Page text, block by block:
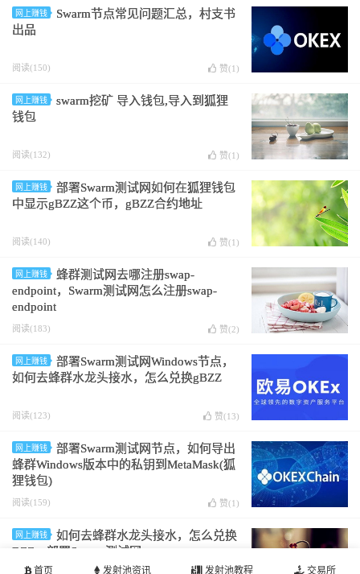
空投BZZ节点代币,bzz币挖矿教程 ，
Windows 10操作教程
网上赚钱
Swarm节点常见问题汇总，村支书
出品
阅读(150) 赞(1 )
网上赚钱
swarm挖矿 导入钱包,导入到狐狸
钱包
阅读(132) 赞(1 )
网上赚钱
部署Swarm测试网如何在狐狸钱包
中显示gBZZ这个币，gBZZ合约地址
阅读(140) 赞(1 )
网上赚钱
蜂群测试网去哪注册swap-
endpoint，Swarm测试网怎么注册swap-
endpoint
阅读(183) 赞(2)
网上赚钱
部署Swarm测试网Windows节点，
如何去蜂群水龙头接水，怎么兑换gBZZ
阅读(123) 赞(13)
网上赚钱
部署Swarm测试网节点，如何导出
蜂群Windows版本中的私钥到MetaMask(狐
狸钱包)
阅读(159) 赞(1 )
网上赚钱
如何去蜂群水龙头接水，怎么兑换
BZZ，部署Swarm测试网
首页 发射池资讯 发射池教程 交易所